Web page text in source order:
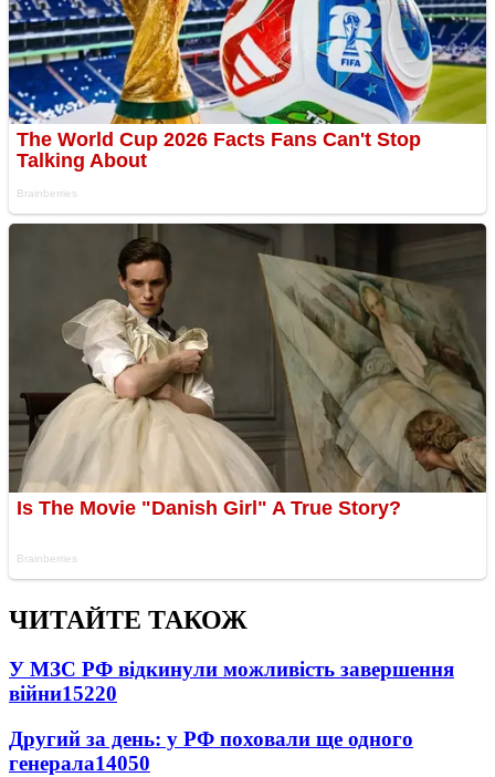
ЧИТАЙТЕ ТАКОЖ
У МЗС РФ відкинули можливість завершення
війни15220
Другий за день: у РФ поховали ще одного
генерала14050